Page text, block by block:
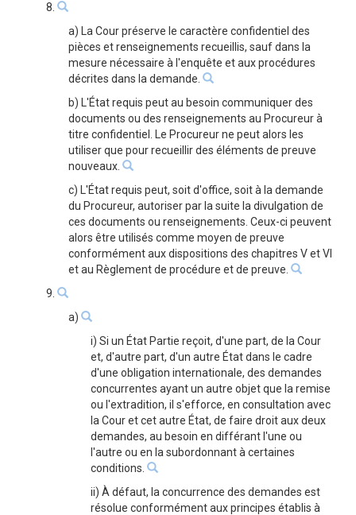
8.
a) La Cour préserve le caractère confidentiel des
pièces et renseignements recueillis, sauf dans la
mesure nécessaire à l'enquête et aux procédures
décrites dans la demande.
b) L'État requis peut au besoin communiquer des
documents ou des renseignements au Procureur à
titre confidentiel. Le Procureur ne peut alors les
utiliser que pour recueillir des éléments de preuve
nouveaux.
c) L'État requis peut, soit d'office, soit à la demande
du Procureur, autoriser par la suite la divulgation de
ces documents ou renseignements. Ceux-ci peuvent
alors être utilisés comme moyen de preuve
conformément aux dispositions des chapitres V et VI
et au Règlement de procédure et de preuve.
9.
a)
i) Si un État Partie reçoit, d'une part, de la Cour
et, d'autre part, d'un autre État dans le cadre
d'une obligation internationale, des demandes
concurrentes ayant un autre objet que la remise
ou l'extradition, il s'efforce, en consultation avec
la Cour et cet autre État, de faire droit aux deux
demandes, au besoin en différant l'une ou
l'autre ou en la subordonnant à certaines
conditions.
ii) À défaut, la concurrence des demandes est
résolue conformément aux principes établis à